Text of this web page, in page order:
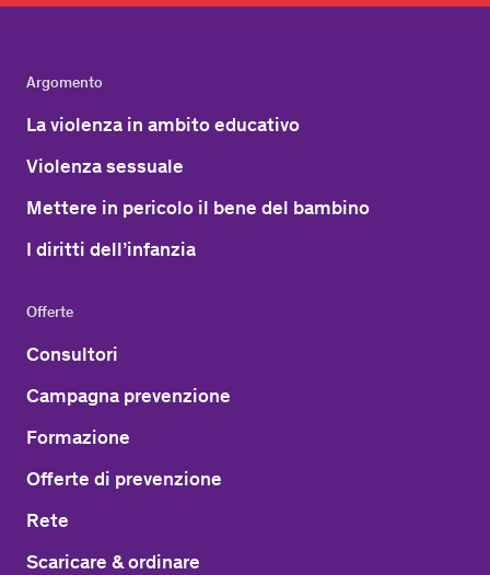
Argomento
La violenza in ambito educativo
Violenza sessuale
Mettere in pericolo il bene del bambino
I diritti dell’infanzia
Offerte
Consultori
Campagna prevenzione
Formazione
Offerte di prevenzione
Rete
Scaricare & ordinare